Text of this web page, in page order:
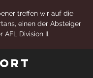
treffen wir auf die
einen der Absteiger
AFL Division II.